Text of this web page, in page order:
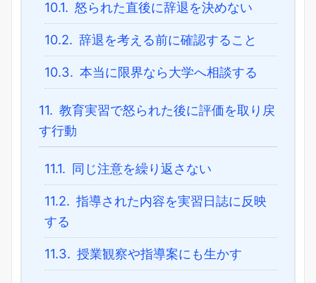
10.1. 怒られた直後に辞退を決めない
10.2. 辞退を考える前に確認すること
10.3. 本当に限界なら大学へ相談する
11. 教育実習で怒られた後に評価を取り戻
す行動
11.1. 同じ注意を繰り返さない
11.2. 指導された内容を実習日誌に反映
する
11.3. 授業観察や指導案にも生かす